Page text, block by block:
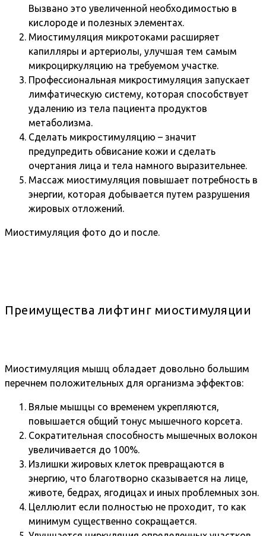
Вызвано это увеличенной необходимостью в
кислороде и полезных элементах.
Миостимуляция микротоками расширяет
капилляры и артериолы, улучшая тем самым
микроциркуляцию на требуемом участке.
Профессиональная микростимуляция запускает
лимфатическую систему, которая способствует
удалению из тела пациента продуктов
метаболизма.
Сделать микростимуляцию – значит
предупредить обвисание кожи и сделать
очертания лица и тела намного выразительнее.
Массаж миостимуляция повышает потребность в
энергии, которая добывается путем разрушения
жировых отложений.
Миостимуляция фото до и после.
Преимущества лифтинг миостимуляции
Миостимуляция мышц обладает довольно большим
перечнем положительных для организма эффектов:
Вялые мышцы со временем укрепляются,
повышается общий тонус мышечного корсета.
Сократительная способность мышечных волокон
увеличивается до 100%.
Излишки жировых клеток превращаются в
энергию, что благотворно сказывается на лице,
животе, бедрах, ягодицах и иных проблемных зон.
Целлюлит если полностью не проходит, то как
минимум существенно сокращается.